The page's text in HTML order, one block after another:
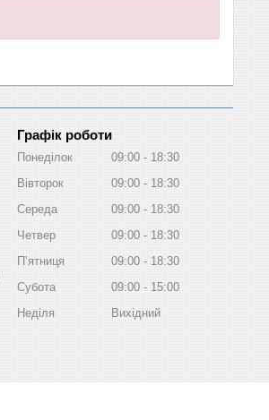
Графік роботи
Понеділок 09:00
18:30
Вівторок
09:00
18:30
Середа
09:00
18:30
Четвер
09:00
18:30
Пʼятниця
09:00
18:30
Субота
09:00
15:00
Неділя
Вихідний